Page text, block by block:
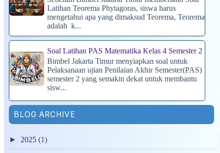
Latihan Teorema Phytagoras, siswa harus
mengetahui apa yang dimaksud Teorema, Teorema
adalah k...
Soal Latihan PAS Matematika Kelas 4 Semester 2
Bimbel Jakarta Timur menyiapkan soal untuk
Pelaksanaan ujian Penilaian Akhir Semester(PAS)
semester 2 yang semakin dekat untuk membantu
sisw...
BLOG ARCHIVE
► 2025 (1)